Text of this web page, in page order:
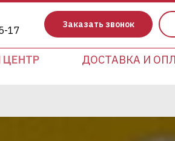
17
Заказать звонок
ЦЕНТР
ДОСТАВКА И